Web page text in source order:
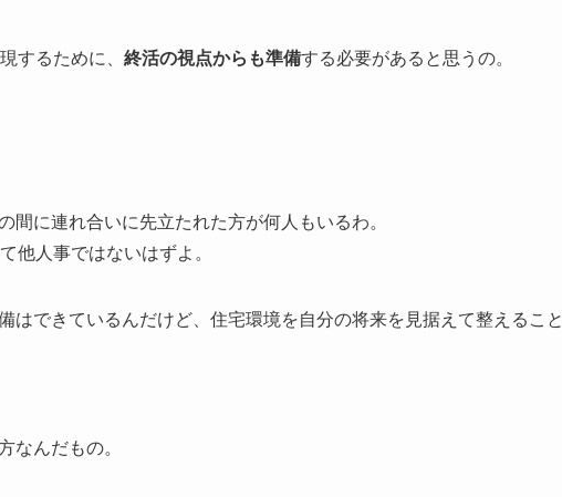
するために、 終活の視点からも準備する必要があると思うの。
に連れ合いに先立たれた方が何人もいるわ。
他人事ではないはずよ。
できているんだけど、住宅環境を自分の将来を見据えて整えること
なんだもの。